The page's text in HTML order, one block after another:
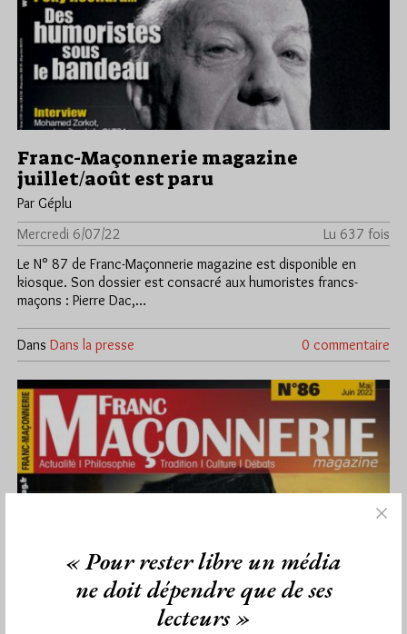
Franc-Maçonnerie magazine
juillet/août est paru
Par Géplu
Mercredi 6/07/22
Lu 637 fois
Le N° 87 de Franc-Maçonnerie magazine est disponible en
kiosque. Son dossier est consacré aux humoristes francs-
maçons : Pierre Dac,…
Dans Dans la presse 0 commentaire
« Pour rester libre un média
ne doit dépendre que de ses
lecteurs »